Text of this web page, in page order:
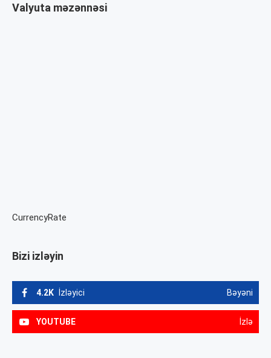
Valyuta məzənnəsi
CurrencyRate
Bizi izləyin
4.2K İzləyici Bəyəni
YOUTUBE İzlə